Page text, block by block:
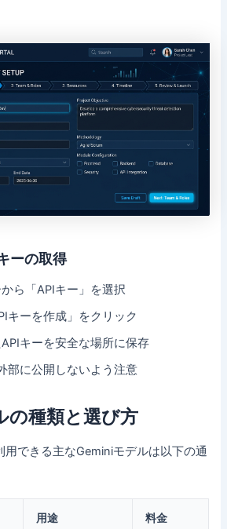
ーの取得
ら「APIキー」を選択
キーを作成」をクリック
キーを安全な場所に保存
部に公開しないよう注意
の種類と選び方
用できる主なGeminiモデルは以下の通
用途 料金